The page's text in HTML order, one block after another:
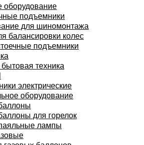
оборудование
подъемники
для шиномонтажа
балансировки колес
подъемники
техника
электрические
оборудование
для горелок
лампы